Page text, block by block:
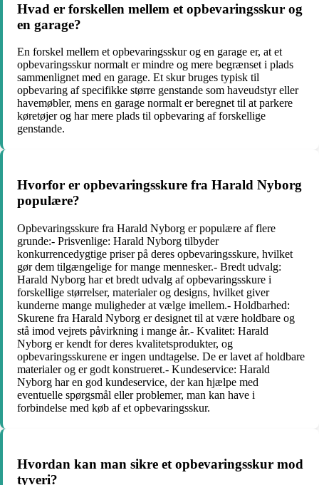
Hvad er forskellen mellem et opbevaringsskur og
en garage?
En forskel mellem et opbevaringsskur og en garage er, at et
opbevaringsskur normalt er mindre og mere begrænset i plads
sammenlignet med en garage. Et skur bruges typisk til
opbevaring af specifikke større genstande som haveudstyr eller
havemøbler, mens en garage normalt er beregnet til at parkere
køretøjer og har mere plads til opbevaring af forskellige
genstande.
Hvorfor er opbevaringsskure fra Harald Nyborg
populære?
Opbevaringsskure fra Harald Nyborg er populære af flere
grunde:- Prisvenlige: Harald Nyborg tilbyder
konkurrencedygtige priser på deres opbevaringsskure, hvilket
gør dem tilgængelige for mange mennesker.- Bredt udvalg:
Harald Nyborg har et bredt udvalg af opbevaringsskure i
forskellige størrelser, materialer og designs, hvilket giver
kunderne mange muligheder at vælge imellem.- Holdbarhed:
Skurene fra Harald Nyborg er designet til at være holdbare og
stå imod vejrets påvirkning i mange år.- Kvalitet: Harald
Nyborg er kendt for deres kvalitetsprodukter, og
opbevaringsskurene er ingen undtagelse. De er lavet af holdbare
materialer og er godt konstrueret.- Kundeservice: Harald
Nyborg har en god kundeservice, der kan hjælpe med
eventuelle spørgsmål eller problemer, man kan have i
forbindelse med køb af et opbevaringsskur.
Hvordan kan man sikre et opbevaringsskur mod
tyveri?